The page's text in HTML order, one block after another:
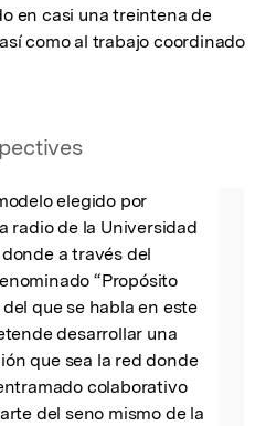
en casi una treintena de
como al trabajo coordinado
elegido por
radio de la Universidad
a través del
“Propósito
del que se habla en este
desarrollar una
que sea la red donde
colaborativo
del seno mismo de la